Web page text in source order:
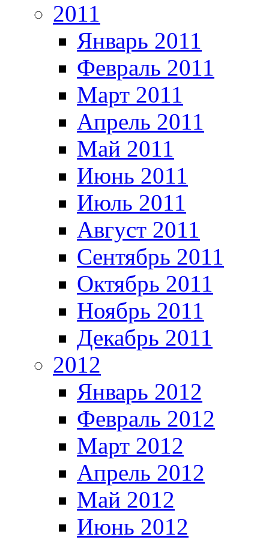
2011
Январь 2011
Февраль 2011
Март 2011
Апрель 2011
Май 2011
Июнь 2011
Июль 2011
Август 2011
Сентябрь 2011
Октябрь 2011
Ноябрь 2011
Декабрь 2011
2012
Январь 2012
Февраль 2012
Март 2012
Апрель 2012
Май 2012
Июнь 2012